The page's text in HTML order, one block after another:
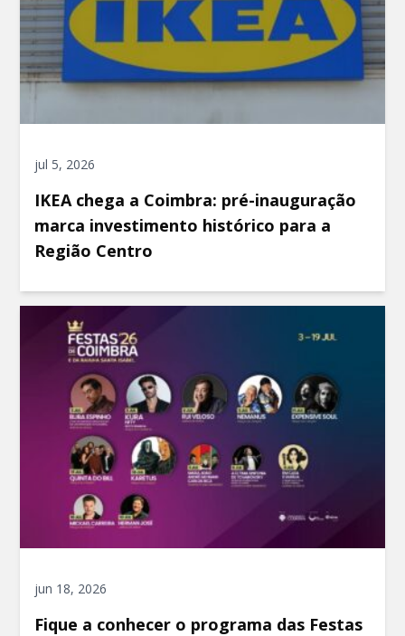
jul 5, 2026
IKEA chega a Coimbra: pré-inauguração
marca investimento histórico para a
Região Centro
jun 18, 2026
Fique a conhecer o programa das Festas